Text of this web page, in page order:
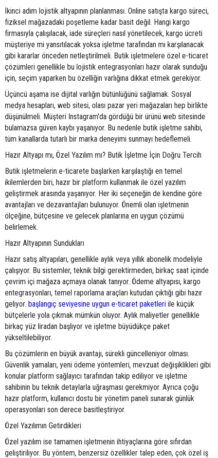
İkinci adım lojistik altyapının planlanması. Online satışta kargo süreci,
fiziksel mağazadaki poşetleme kadar basit değil. Hangi kargo
firmasıyla çalışılacak, iade süreçleri nasıl yönetilecek, kargo ücreti
müşteriye mi yansıtılacak yoksa işletme tarafından mı karşılanacak
gibi kararlar önceden netleştirilmeli. Butik işletmelere özel e-ticaret
çözümleri genellikle bu lojistik entegrasyonları hazır olarak sunduğu
için, seçim yaparken bu özelliğin varlığına dikkat etmek gerekiyor.
Üçüncü aşama ise dijital varlığın bütünlüğünü sağlamak. Sosyal
medya hesapları, web sitesi, olası pazar yeri mağazaları hep birlikte
düşünülmeli. Müşteri Instagram'da gördüğü bir ürünü web sitesinde
bulamazsa güven kaybı yaşanıyor. Bu nedenle butik işletme sahibi,
tüm kanallarda tutarlı bir marka deneyimi sunmayı hedeflemeli.
Hazır Altyapı mı, Özel Yazılım mı? Butik İşletme İçin Doğru Tercih
Butik işletmelerin e-ticarete başlarken karşılaştığı en temel
ikilemlerden biri, hazır bir platform kullanmak ile özel yazılım
geliştirmek arasında yaşanıyor. Her iki seçeneğin de kendine göre
avantajları ve dezavantajları bulunuyor. Önemli olan işletmenin
ölçeğine, bütçesine ve gelecek planlarına en uygun çözümü
belirlemek.
Hazır Altyapının Sundukları
Hazır satış altyapıları, genellikle aylık veya yıllık abonelik modeliyle
çalışıyor. Bu sistemler, teknik bilgi gerektirmeden, birkaç saat içinde
çevrim içi mağaza açmaya olanak tanıyor. Ödeme altyapısı, kargo
entegrasyonları, temel raporlama araçları kutudan çıktığı gibi hazır
geliyor. başlangıç seviyesine uygun e-ticaret paketleri ile küçük
bütçelerle yola çıkmak mümkün oluyor. Aylık maliyetler genellikle
birkaç yüz liradan başlıyor ve işletme büyüdükçe paket
yükseltilebiliyor.
Bu çözümlerin en büyük avantajı, sürekli güncelleniyor olması.
Güvenlik yamaları, yeni ödeme yöntemleri, mevzuat değişiklikleri gibi
konular platform sağlayıcı tarafından takip ediliyor ve işletme
sahibinin bu teknik detaylarla uğraşması gerekmiyor. Ayrıca çoğu
hazır platform, kullanıcı dostu bir yönetim paneli sunarak günlük
operasyonları son derece basitleştiriyor.
Özel Yazılımın Getirdikleri
Özel yazılım ise tamamen işletmenin ihtiyaçlarına göre sıfırdan
geliştiriliyor. Bu yöntem, benzersiz özellikler talep eden, çok özel iş